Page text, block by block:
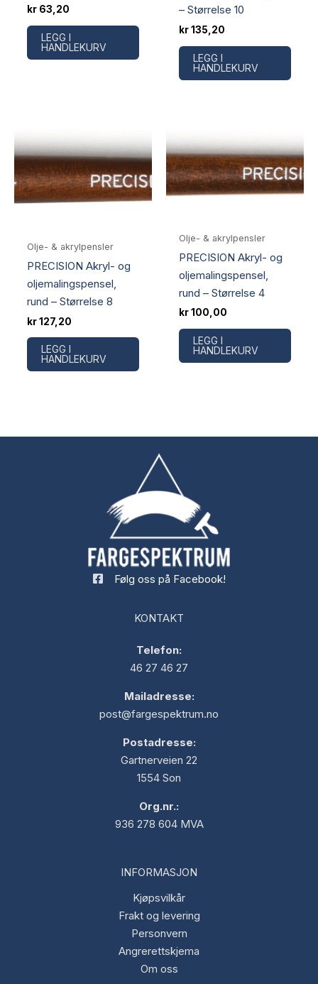
kr 63,20
LEGG I
HANDLEKURV
– Størrelse 10
kr135,20
LEGG I
HANDLEKURV
Olje- & akrylpensler
PRECISION Akryl- og
oljemalingspensel,
rund – Størrelse 8
kr127,20
LEGG I
HANDLEKURV
Olje- & akrylpensler
PRECISION Akryl- og
oljemalingspensel,
rund – Størrelse 4
kr100,00
LEGG I
HANDLEKURV
Følg oss på Facebook!
KONTAKT
Telefon:
46 27 46 27
Mailadresse:
post@fargespektrum.no
Postadresse:
Gartnerveien 22
1554 Son
Org.nr.:
936 278 604 MVA
INFORMASJON
Kjøpsvilkår
Frakt og levering
Personvern
Angrerettskjema
Om oss